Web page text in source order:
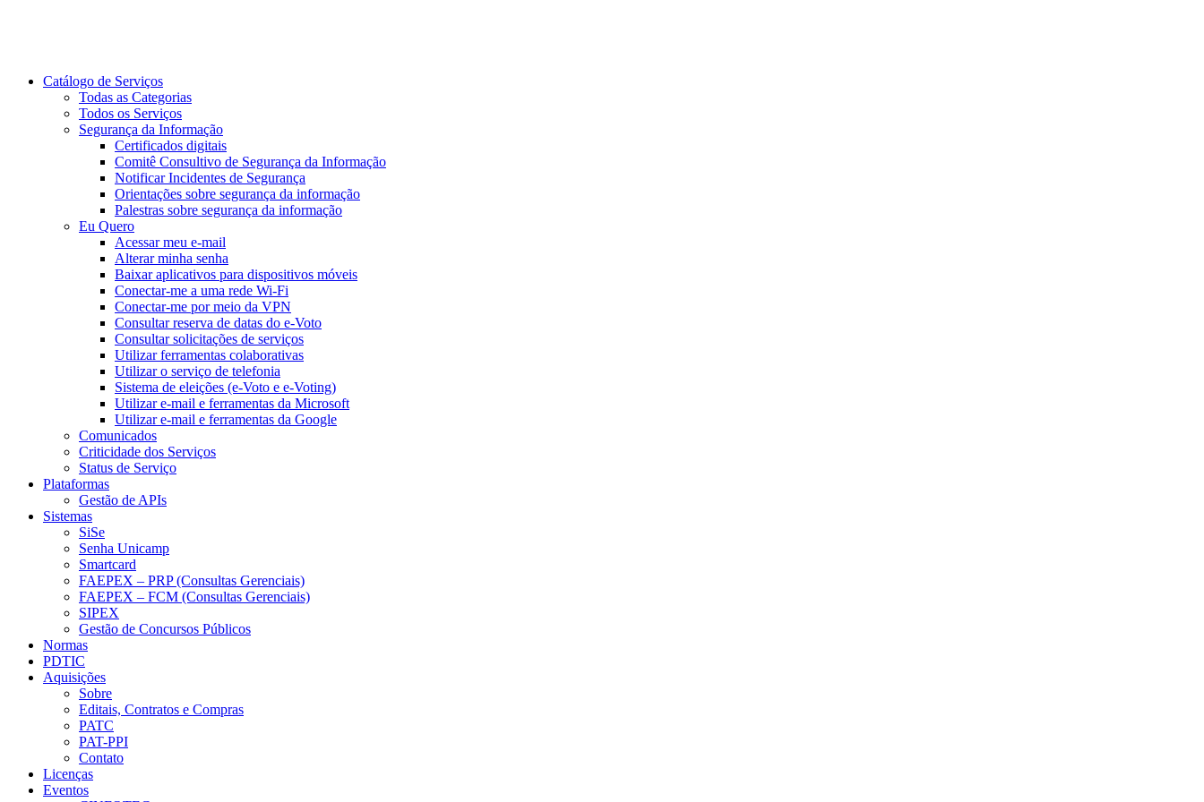
Catálogo de Serviços
Todas as Categorias
Todos os Serviços
Segurança da Informação
Certificados digitais
Comitê Consultivo de Segurança da Informação
Notificar Incidentes de Segurança
Orientações sobre segurança da informação
Palestras sobre segurança da informação
Eu Quero
Acessar meu e-mail
Alterar minha senha
Baixar aplicativos para dispositivos móveis
Conectar-me a uma rede Wi-Fi
Conectar-me por meio da VPN
Consultar reserva de datas do e-Voto
Consultar solicitações de serviços
Utilizar ferramentas colaborativas
Utilizar o serviço de telefonia
Sistema de eleições (e-Voto e e-Voting)
Utilizar e-mail e ferramentas da Microsoft
Utilizar e-mail e ferramentas da Google
Comunicados
Criticidade dos Serviços
Status de Serviço
Plataformas
Gestão de APIs
Sistemas
SiSe
Senha Unicamp
Smartcard
FAEPEX – PRP (Consultas Gerenciais)
FAEPEX – FCM (Consultas Gerenciais)
SIPEX
Gestão de Concursos Públicos
Normas
PDTIC
Aquisições
Sobre
Editais, Contratos e Compras
PATC
PAT-PPI
Contato
Licenças
Eventos